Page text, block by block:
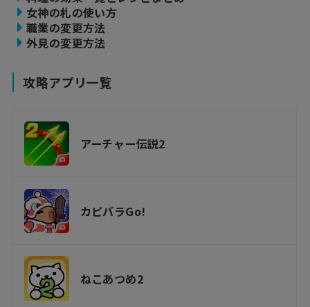
女神の札の使い方
職業の変更方法
外見の変更方法
攻略アプリ一覧
アーチャー伝説2
カピバラGo!
ねこあつめ2